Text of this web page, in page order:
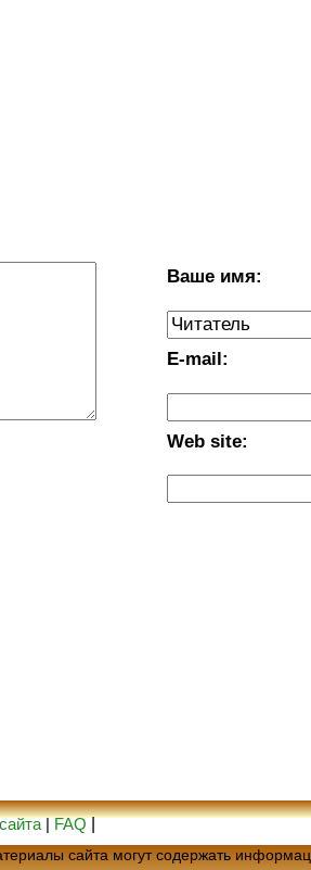
Ваше имя:
E-mail:
Web site:
|FAQ|
сайта могут содержать